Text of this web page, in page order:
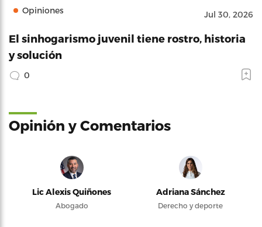
Opiniones Jul 30, 2026
El sinhogarismo juvenil tiene rostro, historia
y solución
0
Opinión y Comentarios
Lic Alexis Quiñones
Abogado
Adriana Sánchez
Derecho y deporte